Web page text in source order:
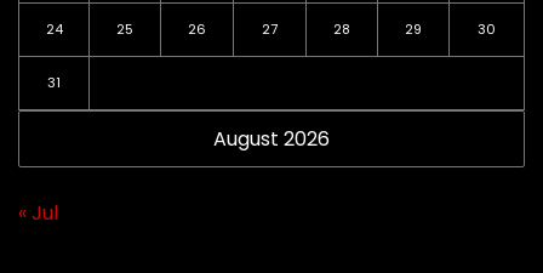
August 2026
24 25 26 27 28 29 30
31
« Jul